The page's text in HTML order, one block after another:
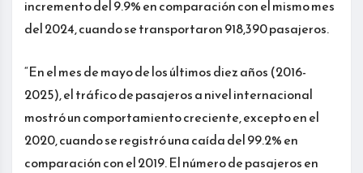
incremento del 9.9% en comparación con el mismo mes
del 2024, cuando se transportaron 918,390 pasajeros.
“En el mes de mayo de los últimos diez años (2016-
2025), el tráfico de pasajeros a nivel internacional
mostró un comportamiento creciente, excepto en el
2020, cuando se registró una caída del 99.2% en
comparación con el 2019. El número de pasajeros en